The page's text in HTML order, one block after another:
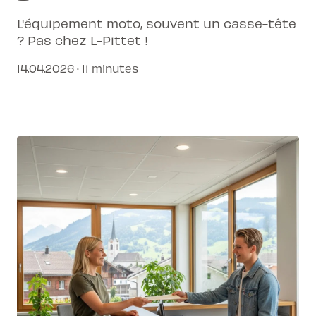
L'équipement moto, souvent un casse-tête
? Pas chez L-Pittet !
14.04.2026 · 11 minutes